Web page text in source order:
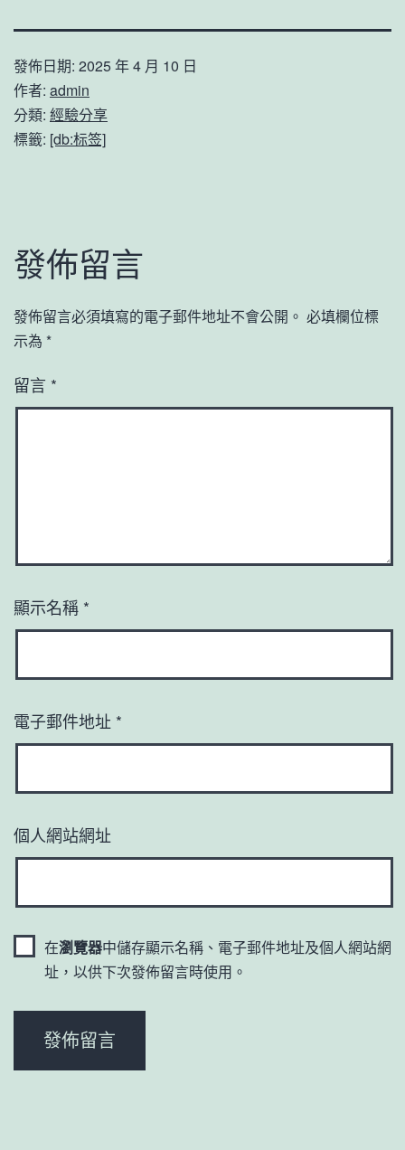
發佈日期: 2025 年 4 月 10 日
作者: admin
分類: 經驗分享
標籤: [db:标签]
發佈留言
發佈留言必須填寫的電子郵件地址不會公開。 必填欄位標
示為 *
留言 *
顯示名稱 *
電子郵件地址 *
個人網站網址
在瀏覽器中儲存顯示名稱、電子郵件地址及個人網站網
址，以供下次發佈留言時使用。